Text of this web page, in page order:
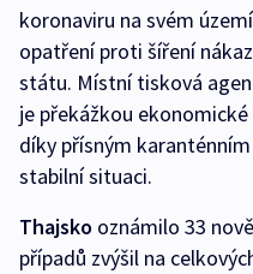
koronaviru na svém
opatření proti šíření
státu. Místní tisková
je překážkou ekonomické
díky přísným
stabilní situaci.
Thajsko oznámilo 33
případů zvýšil na